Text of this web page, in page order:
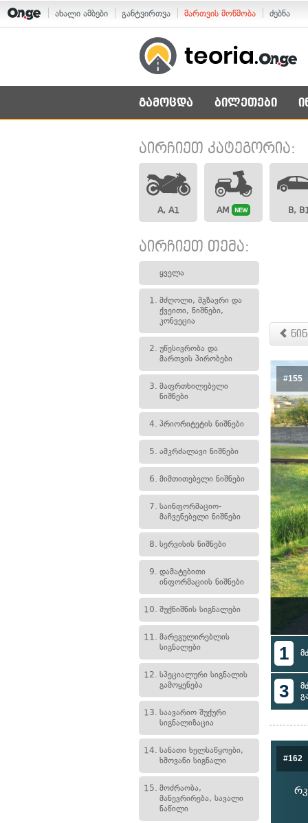
ახალი ამბები განტვირთვა მართვის მოწმობა ძებნა
გამოცდა ბილეთები
აირჩიეთ კატეგორია:
A, A1 AM NEW B,
აირჩიეთ თემა:
ყველა
1. მძღოლი, მგზავრი და
ქვეითი, ნიშნები,
კონვეცია
2. უწესივრობა და
მართვის პირობები
3. მაფრთხილებელი
ნიშნები
4. პრიორიტეტის ნიშნები
5. ამკრძალავი ნიშნები
6. მიმთითებელი ნიშნები
7. საინფორმაციო-
მაჩვენებელი ნიშნები
8. სერვისის ნიშნები
9. დამატებითი
ინფორმაციის ნიშნები
10. შუქნიშნის სიგნალები
11. მარეგულირებლის
სიგნალები
12. სპეციალური სიგნალის
გამოყენება
13. საავარიო შუქური
სიგნალიზაცია
14. სანათი ხელსაწყოები,
ხმოვანი სიგნალი
15. მოძრაობა,
მანევრირება, სავალი
ნაწილი
#155
1
3
#162